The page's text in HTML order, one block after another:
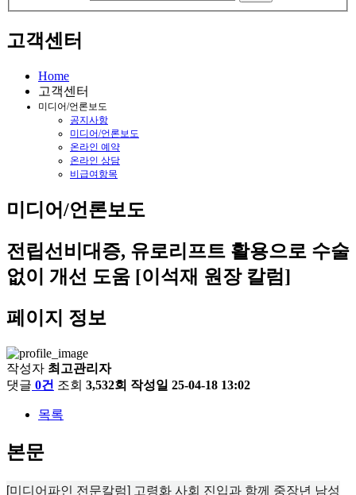
고객센터
Home
고객센터
미디어/언론보도
공지사항
미디어/언론보도
온라인 예약
온라인 상담
비급여항목
미디어/언론보도
전립선비대증, 유로리프트 활용으로 수술
없이 개선 도움 [이석재 원장 칼럼]
페이지 정보
작성자 최고관리자
댓글 0건 조회 3,532회 작성일 25-04-18 13:02
목록
본문
[미디어파인 전문칼럼] 고령화 사회 진입과 함께 중장년 남성